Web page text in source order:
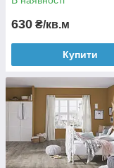
630 ₴/кв.м
Купити